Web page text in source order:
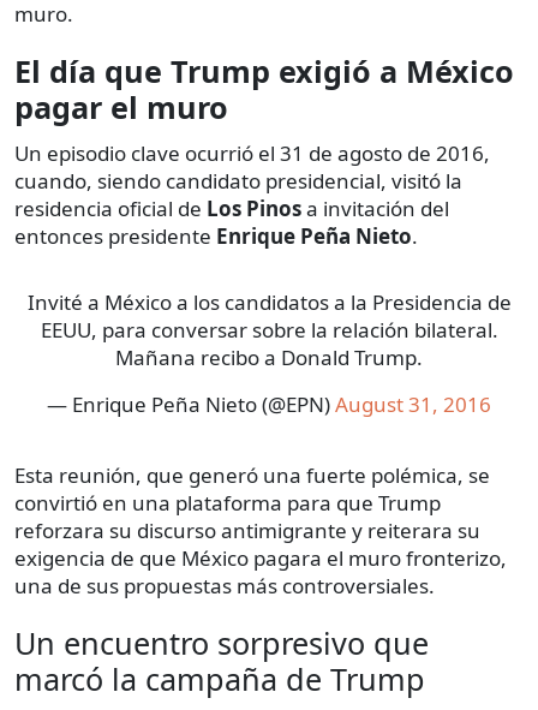
muro.
El día que Trump exigió a México
pagar el muro
Un episodio clave ocurrió el 31 de agosto de 2016,
cuando, siendo candidato presidencial, visitó la
residencia oficial de Los Pinosa invitación del
entonces presidente Enrique Peña Nieto.
Invité a México a los candidatos a la Presidencia de
EEUU, para conversar sobre la relación bilateral.
Mañana recibo a Donald Trump.
— Enrique Peña Nieto (@EPN)August 31, 2016
Esta reunión, que generó una fuerte polémica, se
convirtió en una plataforma para que Trump
reforzara su discurso antimigrante y reiterara su
exigencia de que México pagara el muro fronterizo,
una de sus propuestas más controversiales.
Un encuentro sorpresivo que
marcó la campaña de Trump